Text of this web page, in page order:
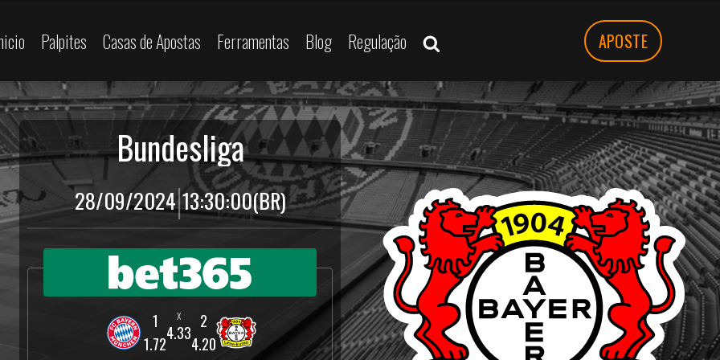
APOSTE
Palpites Casas de Apostas Ferramentas Blog Regulação
Bundesliga
28/09/2024|13:30:00(BR)
1.72
4.33
4.20